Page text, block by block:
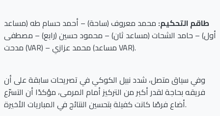
طاقم التحكيم: محمد معروف (ساحة) – أحمد حسام طه (مساعد
أول) – حامد الشحات (مساعد ثان) – محمود حسين (رابع) – مصطفى
مدحت (VAR) – محمد عزازي (مساعد VAR).
وفي سياق متصل، شدد نبيل الكوكي في تصريحات سابقة على أن
فريقه بحاجة لقدر أكبر من التركيز أمام المرمى، مؤكدًا أن التسرّع
أضاع فرصًا كانت كفيلة بتحسين النتائج في المباريات الأخيرة.